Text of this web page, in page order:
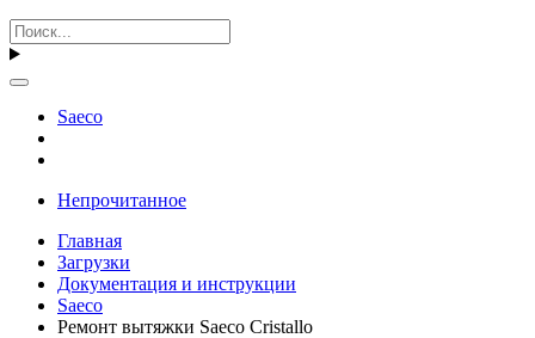
Saeco
Непрочитанное
Главная
Загрузки
Документация и инструкции
Saeco
Ремонт вытяжки Saeco Cristallo